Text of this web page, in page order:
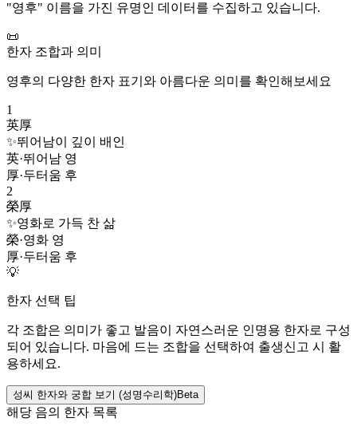
"영후" 이름을 가진 유명인 데이터를 수집하고 있습니다.
📜
한자 조합과 의미
영후의 다양한 한자 표기와 아름다운 의미를 확인해보세요
1
英厚
✨뛰어남이 깊이 배인
英·뛰어남 영
厚·두터움 후
2
榮厚
✨영화로 가득 찬 삶
榮·영화 영
厚·두터움 후
💡
한자 선택 팁
각 조합은 의미가 좋고 발음이 자연스러운 인명용 한자로 구성
되어 있습니다. 마음에 드는 조합을 선택하여 출생신고 시 활
용하세요.
성씨 한자와 궁합 보기 (성명수리학)Beta
해당 음의 한자 목록